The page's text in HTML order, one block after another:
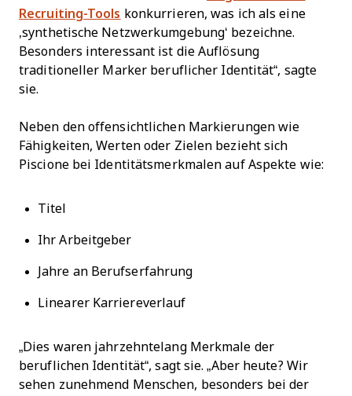
Recruiting-Tools konkurrieren, was ich als eine
‚synthetische Netzwerkumgebung‘ bezeichne.
Besonders interessant ist die Auflösung
traditioneller Marker beruflicher Identität“, sagte
sie.
Neben den offensichtlichen Markierungen wie
Fähigkeiten, Werten oder Zielen bezieht sich
Piscione bei Identitätsmerkmalen auf Aspekte wie:
Titel
Ihr Arbeitgeber
Jahre an Berufserfahrung
Linearer Karriereverlauf
„Dies waren jahrzehntelang Merkmale der
beruflichen Identität“, sagt sie. „Aber heute? Wir
sehen zunehmend Menschen, besonders bei der